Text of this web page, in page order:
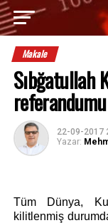
Makale
Sıbğatullah
22-09-2017
Yazar:
Tüm Dünya,
kilitlenmiş